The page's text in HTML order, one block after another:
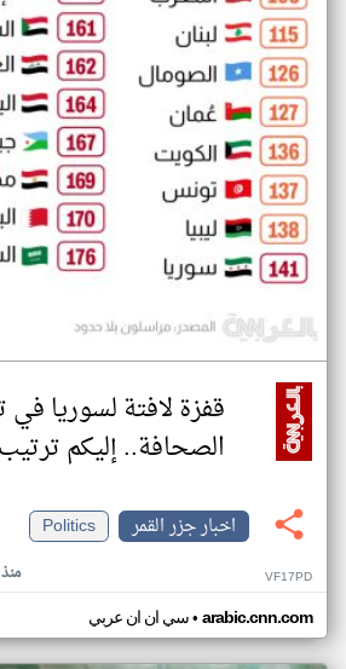
قفزة لافتة لسوريا
الصحافة.. إليكم
اخبار جزر القمر
Politics
منذ ٣ VF17PD
سي ان ان عربي• arabic.cnn.com